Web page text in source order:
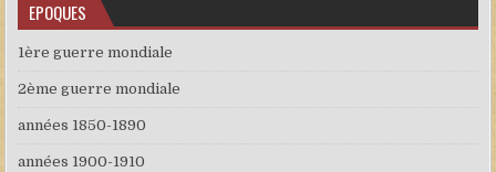
EPOQUES
1ère guerre mondiale
2ème guerre mondiale
années 1850-1890
années 1900-1910